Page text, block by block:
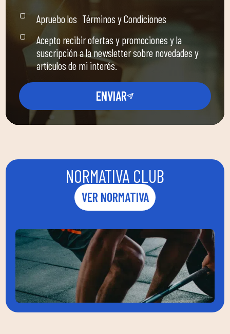
Apruebo los Términos y Condiciones
Acepto recibir ofertas y promociones y la
suscripción a la newsletter sobre novedades y
artículos de mi interés.
ENVIAR
NORMATIVA CLUB
VER NORMATIVA